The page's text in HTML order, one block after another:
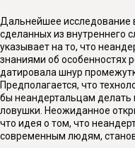
Дальнейшее исследование
сделанных из внутреннего
указывает на то, что
знаниями об особенностях
датировала шнур
Предполагается, что
бы неандертальцам делать
ловушки. Неожиданное
что идея о том, что
современным людям,